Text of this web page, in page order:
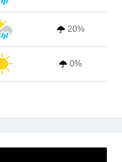
20%
0%